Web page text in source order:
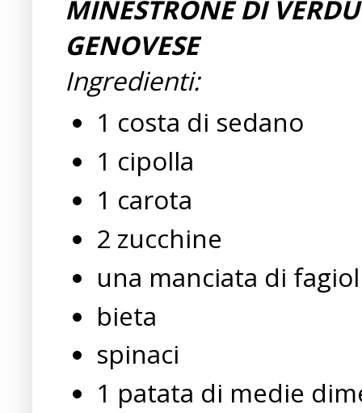
MINESTRONE DI
GENOVESE
Ingredienti:
1 costa di sedano
1 cipolla
1 carota
2 zucchine
una manciata di
bieta
spinaci
1 patata di medie